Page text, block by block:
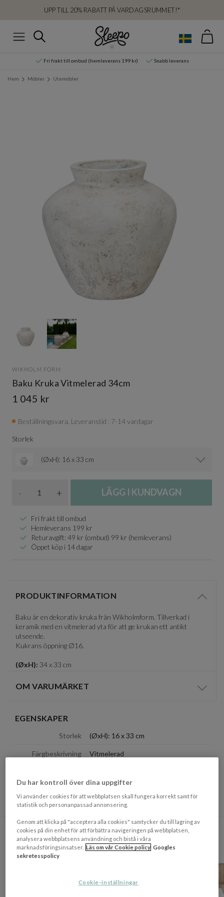
UPP TILL 20% RABATT PÅ VARDAGSRUMMET!*
Sök
Fri frakt till ombud (hemleverans 199 kr) Snabb leverans
Hem Möbler Utemöbler
WIKHOLM FORM
Baku Kruka Vitmelerad 34cm
1 045 kr
Beställningsvara. Leveranstid : 7-14 vardagar
Storlek
(ØxH): 16 x 33 cm
- + LÄGG I KUNDVAGN
Fri frakt till ombud
Hemleverans 199 kr
Returavgift: 49 kr (ombud) 99 kr (hemleverans)
Öppet köp i 14 dagar
PRODUKTINFORMATION
Visa/
Baku är en dekorativ kruka från Wikholmform. Tillverkad i
keramik med en vitmelerad yta för att ge krukan ett antikt
utseende.
Kukrans öppning Ø16.
(ØxH): 34 x 33 cm
OM VARUMÄRKET Visa/
EGENSKAPER
Storlek (ØxH): 16 x 33 cm
Färgbeskrivning Vitmelerad
PRISMATCHAD
Du har kontroll över dina uppgifter
Vi använder cookies för att webbplatsen skall fungera korrekt samt för
statistik och personanpassad annonsering.
Genom att klicka på "acceptera alla cookies" samtycker du till lagring av
cookies på din enhet för att förbättra navigeringen på webbplatsen,
analysera webbplatsens användning och bistå i våra
marknadsföringsinsatser. Läs om vår Cookie policy Googles
sekretesspolicy
Cookie-inställningar